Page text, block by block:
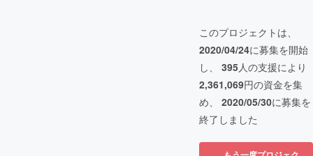
このプロジェクトは、
2020/04/24に募集を開始
し、 395人の支援により
2,361,069円の資金を集
め、 2020/05/30に募集を
終了しました